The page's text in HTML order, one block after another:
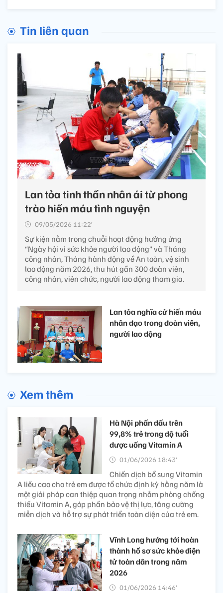
Tin liên quan
Lan tỏa tinh thần nhân ái từ phong
trào hiến máu tình nguyện
09/05/2026 11:22’
Sự kiện nằm trong chuỗi hoạt động hưởng ứng
“Ngày hội vì sức khỏe người lao động” và Tháng
công nhân, Tháng hành động về An toàn, vệ sinh
lao động năm 2026, thu hút gần 300 đoàn viên,
công nhân, viên chức, người lao động tham gia.
Lan tỏa nghĩa cử hiến máu
nhân đạo trong đoàn viên,
người lao động
Xem thêm
Hà Nội phấn đấu trên
99,8% trẻ trong độ tuổi
được uống Vitamin A
01/06/2026 18:43’
Chiến dịch bổ sung Vitamin
A liều cao cho trẻ em được tổ chức định kỳ hằng năm là
một giải pháp can thiệp quan trọng nhằm phòng chống
thiếu Vitamin A, góp phần bảo vệ thị lực, tăng cường
miễn dịch và hỗ trợ sự phát triển toàn diện của trẻ em.
Vĩnh Long hướng tới hoàn
thành hồ sơ sức khỏe điện
tử toàn dân trong năm
2026
01/06/2026 14:46’